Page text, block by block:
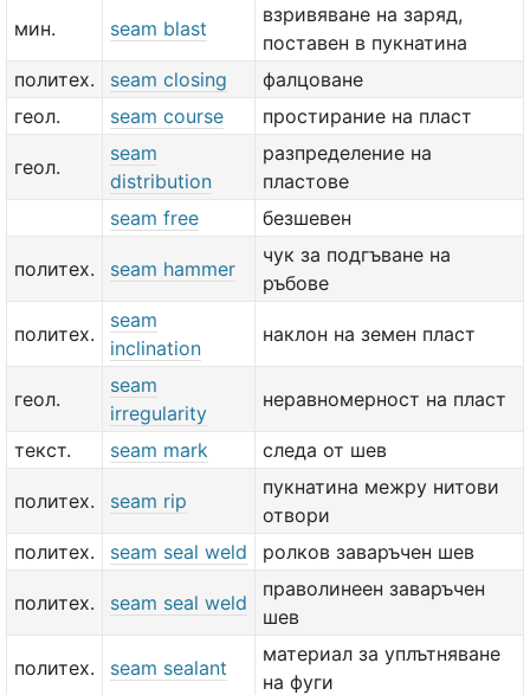
мин. seam blast
взривяване на заряд,
поставен в пукнатина
политех.
seam closing
фалцоване
геол.
seam course простирание на пласт
геол.
seam
distribution
разпределение на
пластове
seam free
безшевен
политех. seam hammer
чук за подгъване на
ръбове
политех.
seam
inclination
наклон на земен пласт
геол.
seam
irregularity
неравномерност на пласт
текст. seam mark следа от шев
политех. seam rip
пукнатина межру нитови
отвори
политех.
seam seal weld ролков заваръчен шев
политех. seam seal weld
праволинеен заваръчен
шев
политех. seam sealant
материал за уплътняване
на фуги